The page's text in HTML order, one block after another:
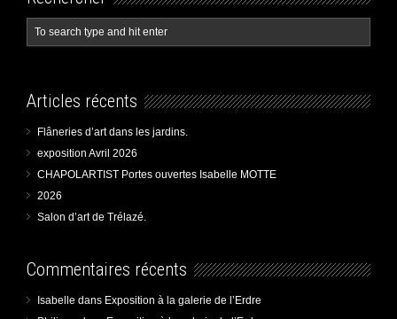
Articles récents
Flâneries d’art dans les jardins.
exposition Avril 2026
CHAPOLARTIST Portes ouvertes Isabelle MOTTE
2026
Salon d’art de Trélazé.
Commentaires récents
Isabelle dans Exposition à la galerie de l’Erdre